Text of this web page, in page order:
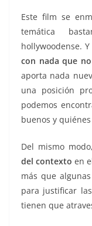
Este film se
temática
hollywoodense.
con nada que
aporta nada
una posición
podemos
buenos y
Del mismo modo,
del contexto en
más que
para justificar
tienen que